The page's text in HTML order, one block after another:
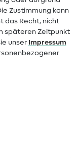
Zustimmung kann
das Recht, nicht
späteren Zeitpunkt
unser Impressum